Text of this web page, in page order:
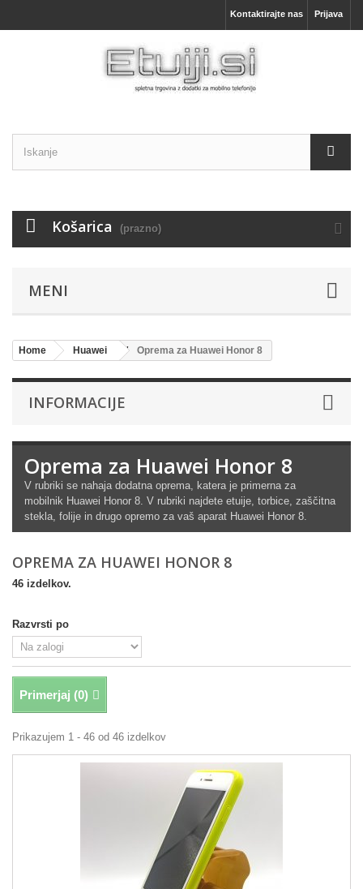
Prijava
Kontaktirajte nas
Košarica (prazno)
MENI
Home Huawei Oprema za Huawei Honor 8
INFORMACIJE
Oprema za Huawei Honor 8
V rubriki se nahaja dodatna oprema, katera je primerna za
mobilnik Huawei Honor 8. V rubriki najdete etuije, torbice, zaščitna
stekla, folije in drugo opremo za vaš aparat Huawei Honor 8.
OPREMA ZA HUAWEI HONOR 8
46 izdelkov.
Razvrsti po
Primerjaj (0)
Prikazujem 1 - 46 od 46 izdelkov